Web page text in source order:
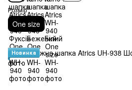
Розмір
One size
Новинка